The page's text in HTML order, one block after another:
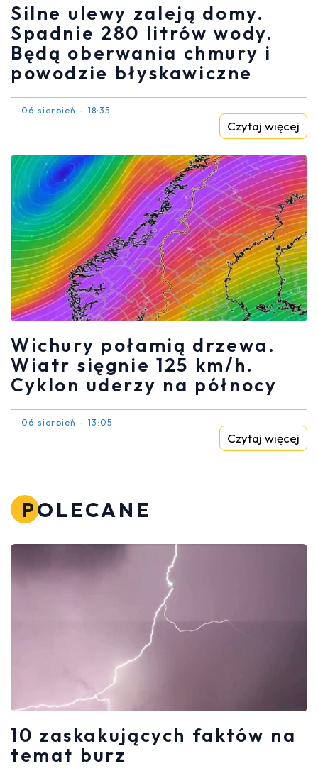
Silne ulewy zaleją domy.
Spadnie 280 litrów wody.
Będą oberwania chmury i
powodzie błyskawiczne
06 sierpień - 18:35
Czytaj więcej
Wichury połamią drzewa.
Wiatr sięgnie 125 km/h.
Cyklon uderzy na północy
06 sierpień - 13:05
Czytaj więcej
POLECANE
10 zaskakujących faktów na
temat burz